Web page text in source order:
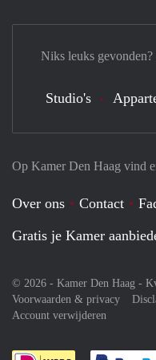
Op Kamer Den Haag vind
Over ons Contact
Gratis je Kamer
© 2026 - Kamer Den Haag -
Voorwaarden & privacy
Account verwijderen
Niks leuks
Studio's